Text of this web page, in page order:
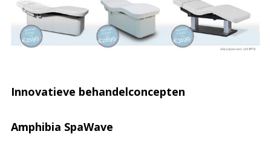
Innovatieve behandelconcepten
Amphibia SpaWave